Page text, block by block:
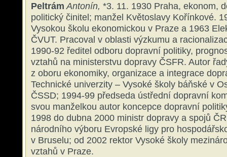
Peltrám Antonín, *3. 11. 1930 Praha, ekonom,
politický činitel; manžel Květoslavy Kořínkové.
Vysokou školu ekonomickou v Praze a 1963
ČVUT. Pracoval v oblasti výzkumu a
1990-92 ředitel odboru dopravní politiky,
vztahů na ministerstvu dopravy ČSFR. Autor
z oboru ekonomiky, organizace a integrace
Technické univerzity – Vysoké školy báňské v
ČSSD; 1994-99 předseda ústřední dopravní
svou manželkou autor koncepce dopravní
1998 do dubna 2000 ministr dopravy a spojů
národního výboru Evropské ligy pro
v Bruselu; od 2002 rektor Vysoké školy
vztahů v Praze.